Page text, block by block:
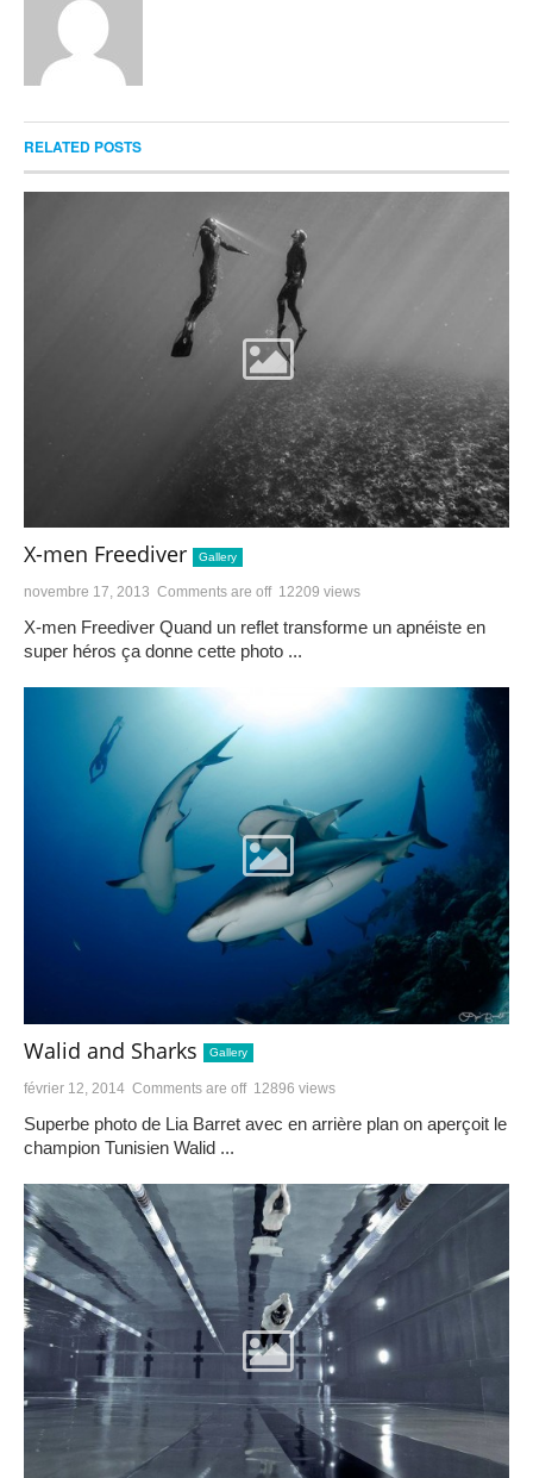
RELATED POSTS
X-men Freediver Gallery
novembre 17, 2013 Comments are off 12209 views
X-men Freediver Quand un reflet transforme un apnéiste en
super héros ça donne cette photo ...
Walid and Sharks Gallery
février 12, 2014 Comments are off 12896 views
Superbe photo de Lia Barret avec en arrière plan on aperçoit le
champion Tunisien Walid ...